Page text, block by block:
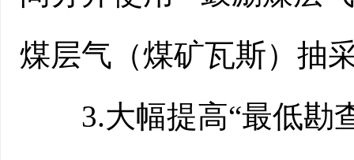
煤层气（煤矿瓦斯）抽
3.大幅提高“最低勘查